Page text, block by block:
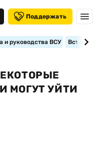
Поддержать
и руководства ВСУ
МОГУТ УЙТИ